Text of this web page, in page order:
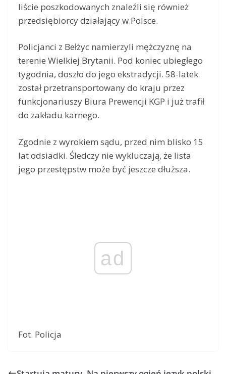
liście poszkodowanych znaleźli się również
przedsiębiorcy działający w Polsce.
Policjanci z Bełżyc namierzyli mężczyznę na
terenie Wielkiej Brytanii. Pod koniec ubiegłego
tygodnia, doszło do jego ekstradycji. 58-latek
został przetransportowany do kraju przez
funkcjonariuszy Biura Prewencji KGP i już trafił
do zakładu karnego.
Zgodnie z wyrokiem sądu, przed nim blisko 15
lat odsiadki. Śledczy nie wykluczają, że lista
jego przestępstw może być jeszcze dłuższa.
ad
Fot. Policja